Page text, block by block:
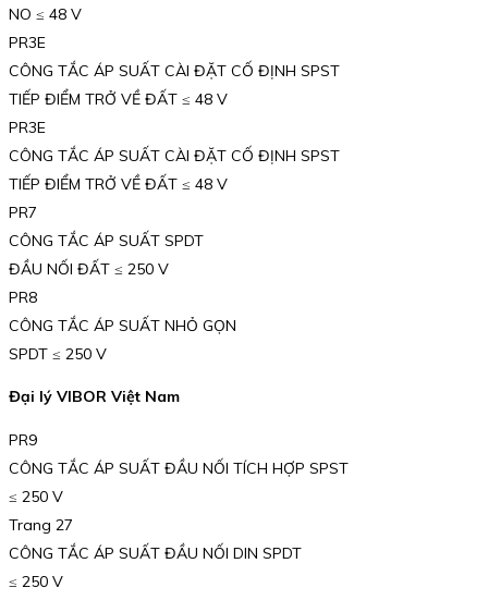
NO ≤ 48 V
PR3E
CÔNG TẮC ÁP SUẤT CÀI ĐẶT CỐ ĐỊNH SPST
TIẾP ĐIỂM TRỞ VỀ ĐẤT ≤ 48 V
PR3E
CÔNG TẮC ÁP SUẤT CÀI ĐẶT CỐ ĐỊNH SPST
TIẾP ĐIỂM TRỞ VỀ ĐẤT ≤ 48 V
PR7
CÔNG TẮC ÁP SUẤT SPDT
ĐẦU NỐI ĐẤT ≤ 250 V
PR8
CÔNG TẮC ÁP SUẤT NHỎ GỌN
SPDT ≤ 250 V
Đại lý VIBOR Việt Nam
PR9
CÔNG TẮC ÁP SUẤT ĐẦU NỐI TÍCH HỢP SPST
≤ 250 V
Trang 27
CÔNG TẮC ÁP SUẤT ĐẦU NỐI DIN SPDT
≤ 250 V